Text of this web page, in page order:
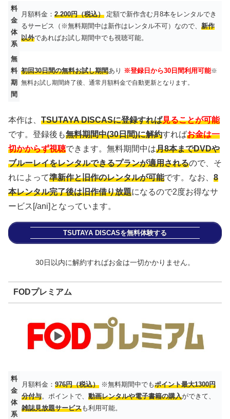
料
金
体
系
月額料金： 2.200円（税込） 定額で新作含む月8本をレンタルでき
るサービス（※無料期間中は新作はレンタル不可）なので、 新作
以外であればお試し期間中でも視聴可能。
無
料
期
間
初回30日間の無料お試し期間あり ※登録日から30日間利用可能※
無料お試し期間終了後、通常月額料金で自動更新となります。
本作は、 TSUTAYA DISCASに登録すれば見ることが可能
です。登録後も無料期間中(30日間)に解約すればお金は一
切かからず視聴できます。無料期間中は月8本までDVDや
ブルーレイをレンタルできるプランが適用されるので、そ
れによって準新作と旧作のレンタルが可能です。なお、 8
本レンタル完了後は旧作借り放題になるので2度お得なサ
ービス[/ani]となっています。
TSUTAYA DISCASを無料体験する
30日以内に解約すればお金は一切かかりません。
FODプレミアム
料
金
体
系
月額料金： 976円（税込） ※無料期間中でもポイント最大1300円
分付与。ポイントで、 動画レンタルや電子書籍の購入ができて、
雑誌見放題サービスも利用可能。